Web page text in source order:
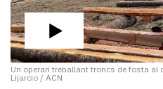
Un operari treballant troncs de fosta al
Lijarcio / ACN